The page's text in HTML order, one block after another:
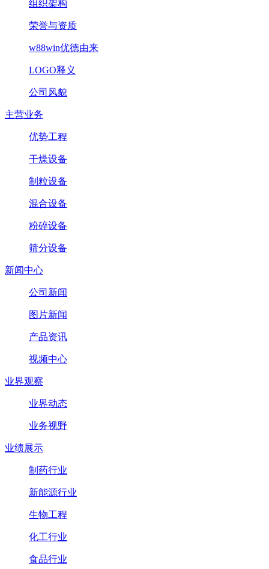
组织架构
荣誉与资质
w88win优德由来
LOGO释义
公司风貌
主营业务
优势工程
干燥设备
制粒设备
混合设备
粉碎设备
筛分设备
新闻中心
公司新闻
图片新闻
产品资讯
视频中心
业界观察
业界动态
业务视野
业绩展示
制药行业
新能源行业
生物工程
化工行业
食品行业